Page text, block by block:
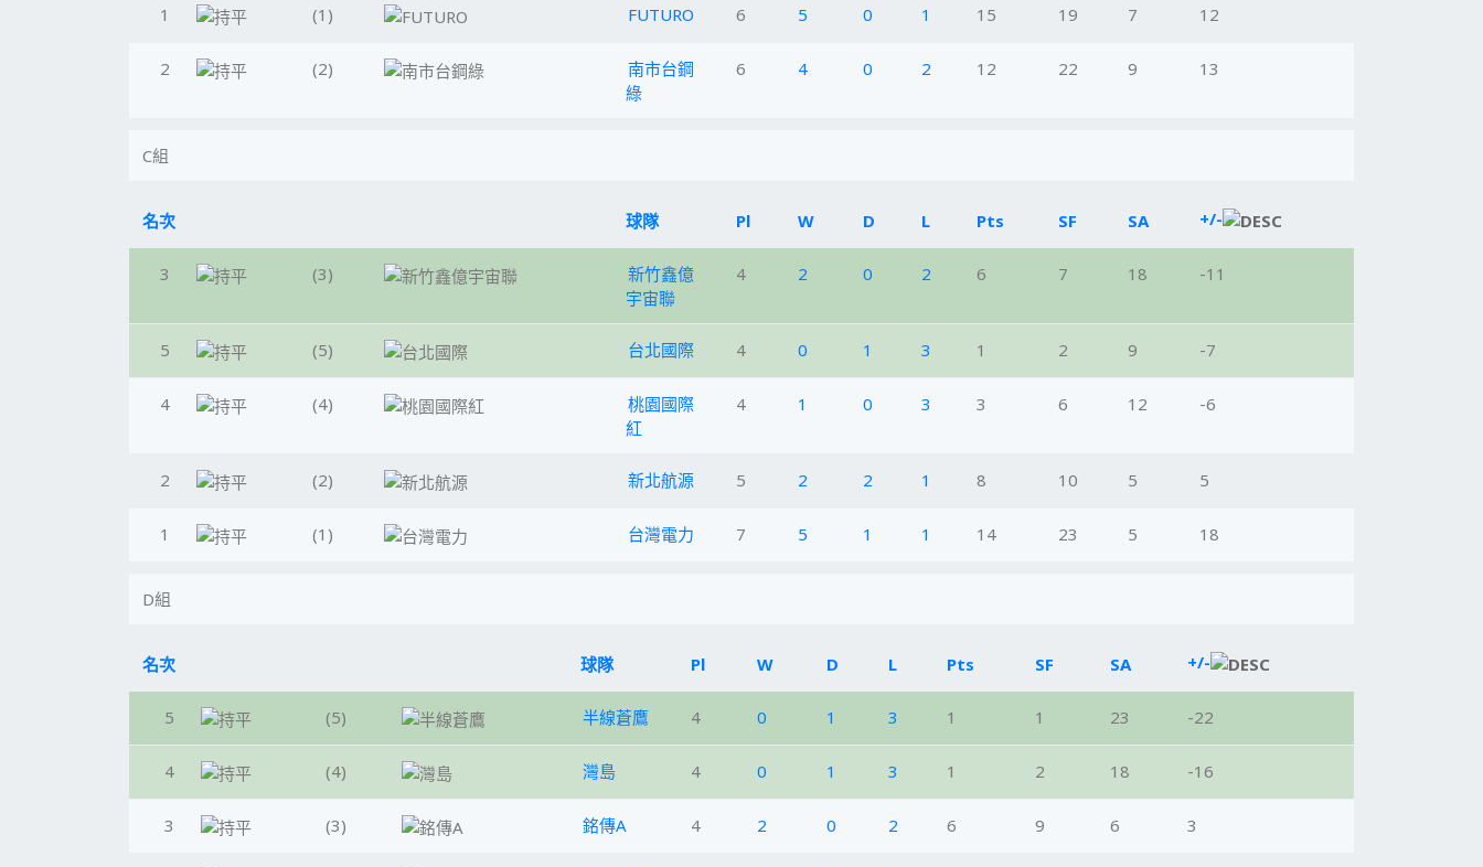
1 (1) FUTURO 6 5 0 1 15 19 7 12
2 (2)
南市台鋼
綠
6 4 0 2 12 22 9 13
C組
名次 球隊 Pl W D L Pts SF SA +/-
3 (3)
新竹鑫億
宇宙聯
4 2 0 2 6 7 18 -11
5 (5) 台北國際 4 0 1 3 1 2 9 -7
4 (4)
桃園國際
紅
4 1 0 3 3 6 12 -6
2 (2) 新北航源 5 2 2 1 8 10 5 5
1 (1) 台灣電力 7 5 1 1 14 23 5 18
D組
名次 球隊 Pl W D L Pts SF SA +/-
5 (5) 半線蒼鷹 4 0 1 3 1 1 23 -22
4 (4) 灣島 4 0 1 3 1 2 18 -16
3 (3) 銘傳A 4 2 0 2 6 9 6 3